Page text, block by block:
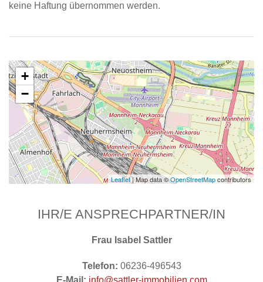
keine Haftung übernommen werden.
+
−
Leaflet| Map data ©OpenStreetMapcontributors
IHR/E ANSPRECHPARTNER/IN
Frau Isabel Sattler
Telefon: 06236-496543
E-Mail: info@sattler-immobilien.com